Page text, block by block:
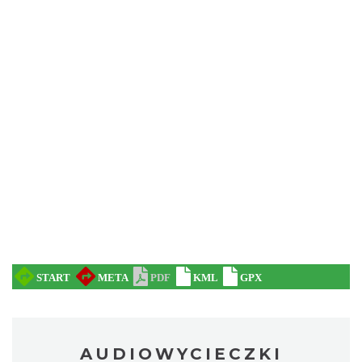
AUDIOWYCIECZKI